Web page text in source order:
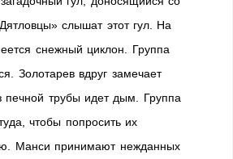
слышат этот гул. На
снежный циклон. Группа
Золотарев вдруг замечает
печной трубы идет дым. Группа
чтобы попросить их
Манси принимают нежданных